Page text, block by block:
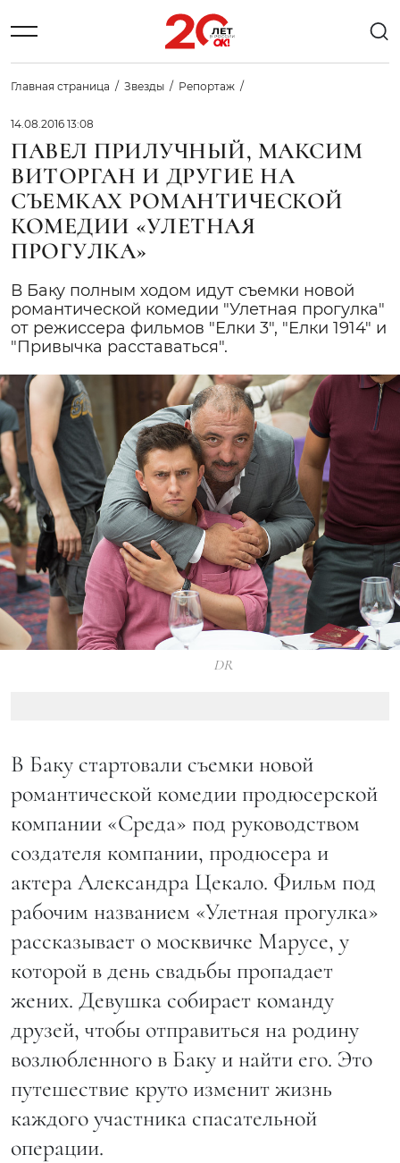
Главная страница Звезды Репортаж
14.08.2016 13:08
ПАВЕЛ ПРИЛУЧНЫЙ, МАКСИМ
ВИТОРГАН И ДРУГИЕ НА
СЪЕМКАХ РОМАНТИЧЕСКОЙ
КОМЕДИИ «УЛЕТНАЯ
ПРОГУЛКА»
В Баку полным ходом идут съемки новой
романтической комедии "Улетная прогулка"
от режиссера фильмов "Елки 3", "Елки 1914" и
"Привычка расставаться".
DR
В Баку стартовали съемки новой
романтической комедии продюсерской
компании «Среда» под руководством
создателя компании, продюсера и
актера Александра Цекало. Фильм под
рабочим названием «Улетная прогулка»
рассказывает о москвичке Марусе, у
которой в день свадьбы пропадает
жених. Девушка собирает команду
друзей, чтобы отправиться на родину
возлюбленного в Баку и найти его. Это
путешествие круто изменит жизнь
каждого участника спасательной
операции.